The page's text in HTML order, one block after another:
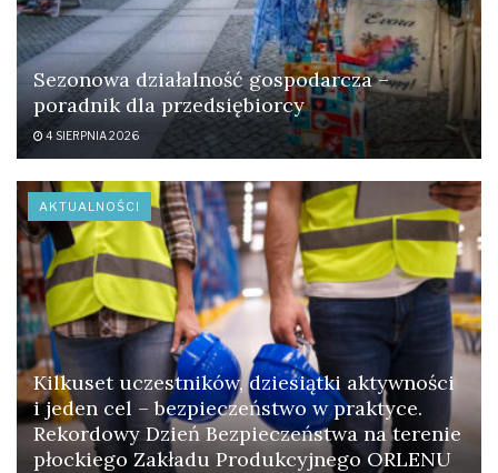
Sezonowa działalność gospodarcza –
poradnik dla przedsiębiorcy
4 SIERPNIA 2026
AKTUALNOŚCI
Kilkuset uczestników, dziesiątki aktywności
i jeden cel – bezpieczeństwo w praktyce.
Rekordowy Dzień Bezpieczeństwa na terenie
płockiego Zakładu Produkcyjnego ORLENU